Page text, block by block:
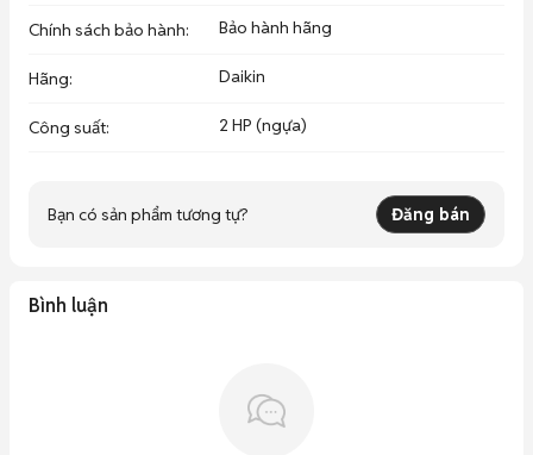
Chính sách bảo hành: Bảo hành hãng
Hãng: Daikin
Công suất: 2 HP (ngựa)
Bạn có sản phẩm tương tự? Đăng bán
Bình luận